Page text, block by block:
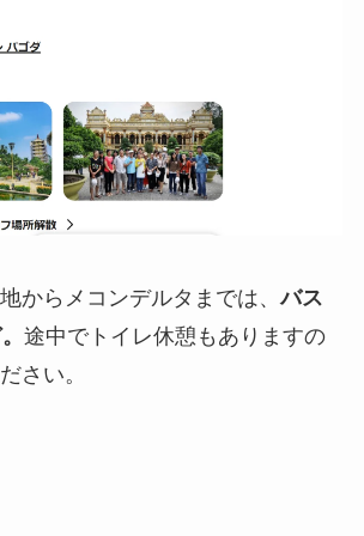
からメコンデルタまでは、バス
途中でトイレ休憩もありますの
さい。